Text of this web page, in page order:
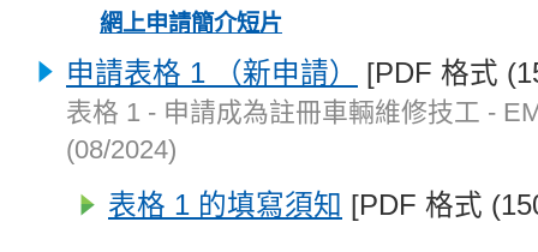
網上申請簡介短片
申請表格 1 （新申請） [PDF 格式
表格 1 - 申請成為註冊車輛維修技工 -
(08/2024)
表格 1 的填寫須知 [PDF 格式